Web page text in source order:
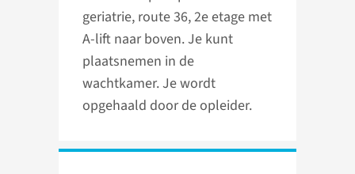
geriatrie, route 36, 2e etage met
A-lift naar boven. Je kunt
plaatsnemen in de
wachtkamer. Je wordt
opgehaald door de opleider.